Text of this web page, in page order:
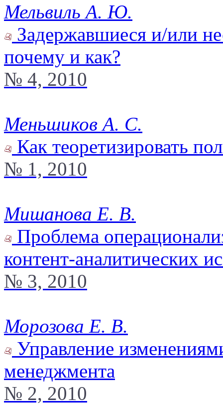
Мельвиль А. Ю.
Задержавшиеся и/или
почему и как?
№ 4, 2010
Меньшиков А. С.
Как теоретизировать
№ 1, 2010
Мишанова Е. В.
Проблема
контент-аналитических
№ 3, 2010
Морозова Е. В.
Управление
менеджмента
№ 2, 2010